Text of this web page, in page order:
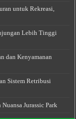
untuk Rekreasi,
Lebih Tinggi
dan Kenyamanan
Sistem Retribusi
Jurassic Park